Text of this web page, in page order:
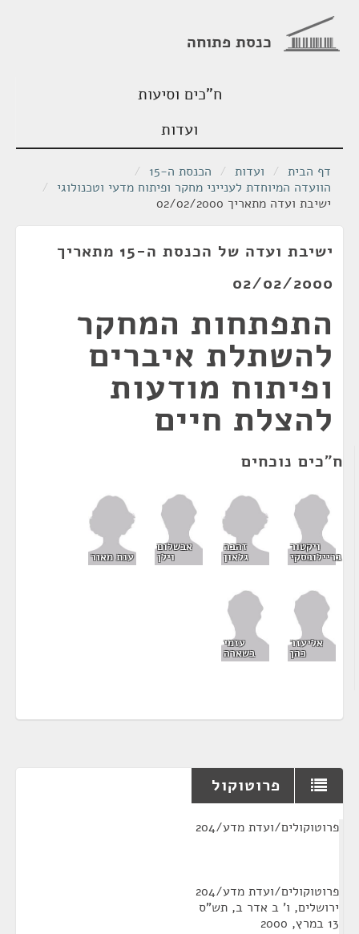
כנסת פתוחה
ח"כים וסיעות
ועדות
דף הבית / ועדות / הכנסת ה-15
/
הוועדה המיוחדת לענייני מחקר ופיתוח מדעי וטכנולוגי /
ישיבת ועדה מתאריך 02/02/2000
ישיבת ועדה של הכנסת ה-15 מתאריך
02/02/2000
התפתחות המחקר
להשתלת איברים
ופיתוח מודעות
להצלת חיים
ח"כים נוכחים
ויקטור
בריילובסקי
זהבה
גלאון
אבשלום
וילן ענת מאור
אליעזר
כהן
עזמי
בשארה
פרוטוקול
פרוטוקולים/ועדת מדע/204
פרוטוקולים/ועדת מדע/204
ירושלים, ו' ב אדר ב, תש"ס
13 במרץ, 2000